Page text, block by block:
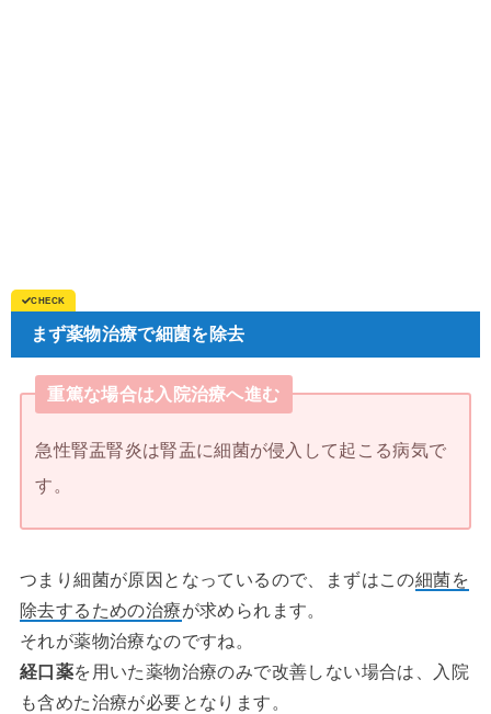
まず薬物治療で細菌を除去
重篤な場合は入院治療へ進む
急性腎盂腎炎は腎盂に細菌が侵入して起こる病気で
す。
つまり細菌が原因となっているので、まずはこの細菌を
除去するための治療が求められます。
それが薬物治療なのですね。
経口薬を用いた薬物治療のみで改善しない場合は、入院
も含めた治療が必要となります。